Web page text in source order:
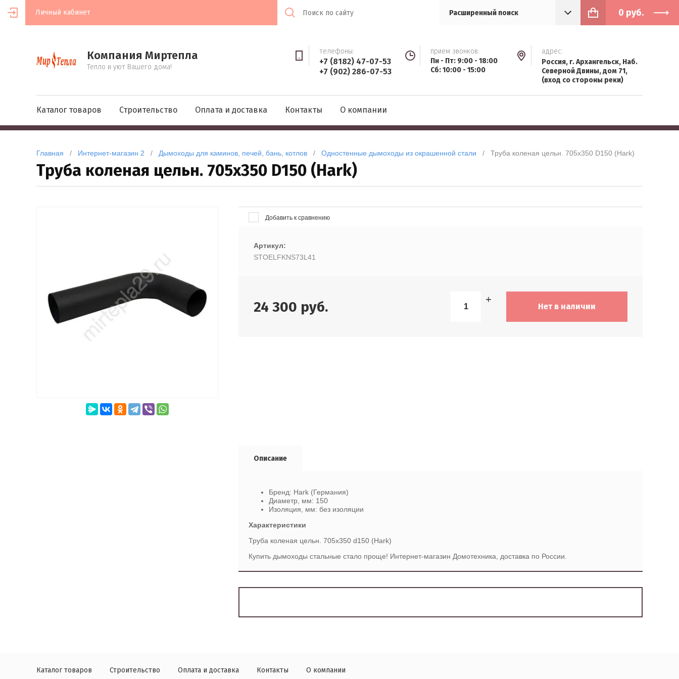
Личный кабинет Расширенный поиск 0 руб.
Компания Миртепла
Тепло и уют Вашего дома!
телефоны:
+7 (8182) 47-07-53
+7 (902) 286-07-53
прием звонков:
Пн - Пт: 9:00 - 18:00
Сб: 10:00 - 15:00
адрес:
Россия, г. Архангельск, Наб.
Северной Двины, дом 71,
(вход со стороны реки)
Каталог товаров Строительство Оплата и доставка Контакты О компании
Главная
   /
Интернет-магазин 2
   /
Дымоходы для каминов, печей, бань, котлов
   /
Одностенные дымоходы из окрашенной стали
   /   Труба коленая цельн. 705х350 D150 (Hark)
Труба коленая цельн. 705х350 D150 (Hark)
Добавить к сравнению
Артикул:
STOELFKNS73L41
24 300 руб. −
+
Нет в наличии
Описание
Бренд: Hark (Германия)
Диаметр, мм: 150
Изоляция, мм: без изоляции
Характеристики
Труба коленая цельн. 705х350 d150 (Hark)
Купить дымоходы стальные стало проще! Интернет-магазин Домотехника, доставка по России.
Каталог товаров Строительство Оплата и доставка Контакты О компании